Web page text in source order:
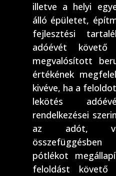
illetve a helyi
álló épületet,
fejlesztési
adóévét követő
megvalósított
értékének
kivéve, ha a
lekötés
rendelkezései
az adót,
pótlékot
feloldást